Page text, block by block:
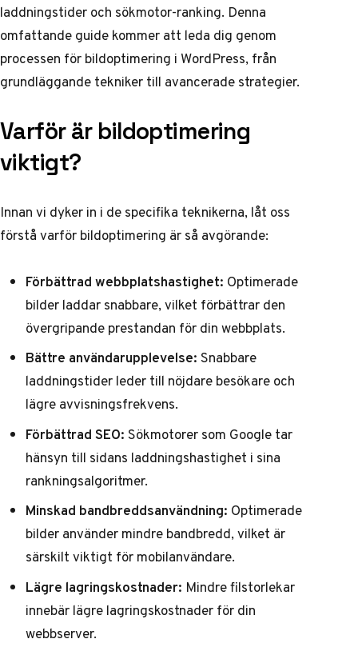
laddningstider och sökmotor-ranking. Denna
omfattande guide kommer att leda dig genom
processen för bildoptimering i WordPress, från
grundläggande tekniker till avancerade strategier.
Varför är bildoptimering
viktigt?
Innan vi dyker in i de specifika teknikerna, låt oss
förstå varför bildoptimering är så avgörande:
Förbättrad webbplatshastighet: Optimerade
bilder laddar snabbare, vilket förbättrar den
övergripande prestandan för din webbplats.
Bättre användarupplevelse:Snabbare
laddningstider leder till nöjdare besökare och
lägre avvisningsfrekvens.
Förbättrad SEO:Sökmotorer som Google tar
hänsyn till sidans laddningshastighet i sina
rankningsalgoritmer.
Minskad bandbreddsanvändning: Optimerade
bilder använder mindre bandbredd, vilket är
särskilt viktigt för mobilanvändare.
Lägre lagringskostnader: Mindre filstorlekar
innebär lägre lagringskostnader för din
webbserver.